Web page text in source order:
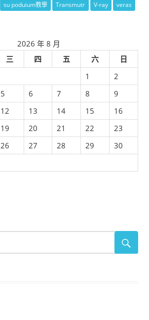
su poduium教學 Transmutr V-ray
veras
2026 年 8 月
三 四 五 六
日
1
2
5 6 7 8
9
12 13 14 15
16
19 20 21 22
23
26 27 28 29
30